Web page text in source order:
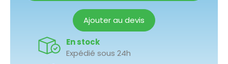
Ajouter au devis
En stock
Expédié sous 24h